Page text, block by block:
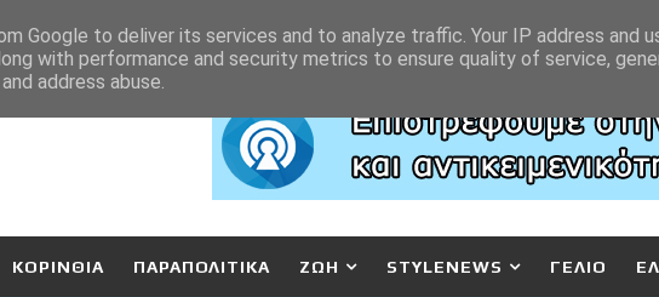
ΚΟΡΙΝΘΙΑ ΠΑΡΑΠΟΛΙΤΙΚΑ ΖΩΗ STYLENEWS ΓΕΛΙΟ
Google to deliver its services and to analyze traffic. Your IP address and
with performance and security metrics to ensure quality of service,
address abuse.